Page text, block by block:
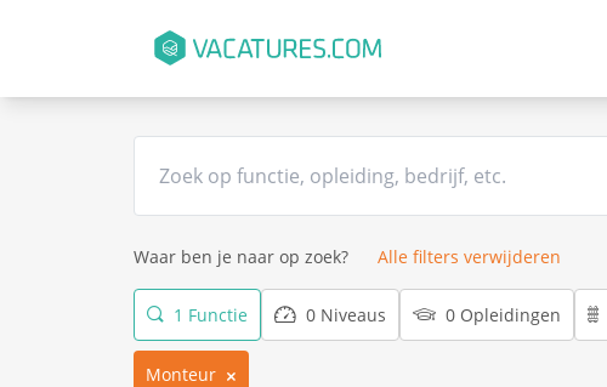
Waar ben je naar op zoek? Alle filters verwijderen
1 Functie 0 Niveaus 0 Opleidingen
Monteur